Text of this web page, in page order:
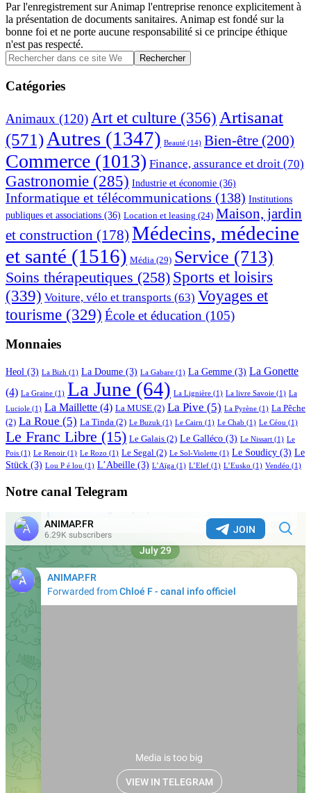
Par l'enregistrement sur Animap l'entreprise renonce explicitement à
la présentation de documents sanitaires. Animap est fondé sur la
bonne foi et ne porte aucune responsabilité si ce principe éthique
n'est pas respecté.
Barre
latérale
principale
Rechercher
dans
ce
site
Catégories
Animaux (120) Art et culture (356) Artisanat
(571) Autres (1347) Beauté (14) Bien-être (200)
Commerce (1013) Finance, assurance et droit (70)
Gastronomie (285) Industrie et économie (36)
Informatique et télécommunications (138) Institutions
publiques et associations (36) Location et leasing (24) Maison, jardin
et construction (178) Médecins, médecine
et santé (1516) Média (29) Service (713)
Soins thérapeutiques (258) Sports et loisirs
(339) Voiture, vélo et transports (63) Voyages et
tourisme (329) École et éducation (105)
Monnaies
Heol (3) La Bizh (1) La Doume (3) La Gabare (1) La Gemme (3) La Gonette
(4) La Graine (1) La June (64) La Lignière (1) La livre Savoie (1) La
Luciole (1) La Maillette (4) La MUSE (2) La Pive (5) La Pyrène (1) La Pêche
(2) La Roue (5) La Tinda (2) Le Buzuk (1) Le Cairn (1) Le Chab (1) Le Céou (1)
Le Franc Libre (15) Le Galais (2) Le Galléco (3) Le Nissart (1) Le
Pois (1) Le Renoir (1) Le Rozo (1) Le Segal (2) Le Sol-Violette (1) Le Soudicy (3) Le
Stück (3) Lou P é lou (1) L’Abeille (3) L’Aïga (1) L’Elef (1) L’Eusko (1) Vendéo (1)
Notre canal Telegram